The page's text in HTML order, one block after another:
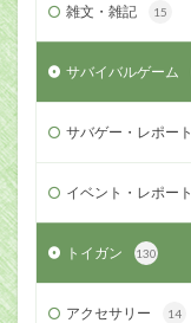
雑文・雑記 15
サバイバルゲーム
サバゲー・レポート
イベント・レポート
トイガン 130
アクセサリー 14